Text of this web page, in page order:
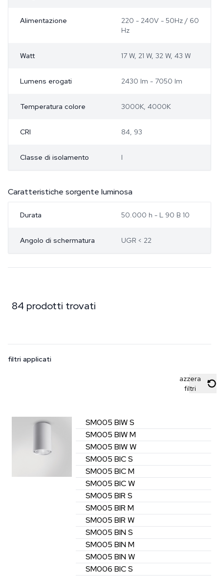
Alimentazione
220 - 240V - 50Hz / 60
Hz
Watt 17 W, 21 W, 32 W, 43 W
Lumens erogati 2430 lm - 7050 lm
Temperatura colore 3000K, 4000K
CRI 84, 93
Classe di isolamento I
Caratteristiche sorgente luminosa
Durata 50.000 h - L 90 B 10
Angolo di schermatura UGR < 22
84 prodotti trovati
filtri applicati
azzera
filtri
SM005 BIW S
SM005 BIW M
SM005 BIW W
SM005 BIC S
SM005 BIC M
SM005 BIC W
SM005 BIR S
SM005 BIR M
SM005 BIR W
SM005 BIN S
SM005 BIN M
SM005 BIN W
SM006 BIC S